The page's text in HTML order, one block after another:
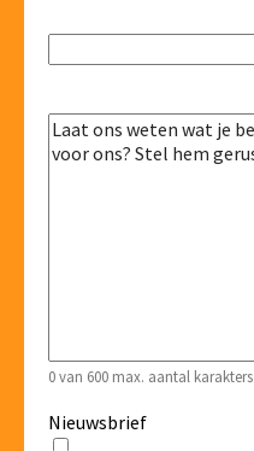
0 van 600 max. aantal karakters
Nieuwsbrief